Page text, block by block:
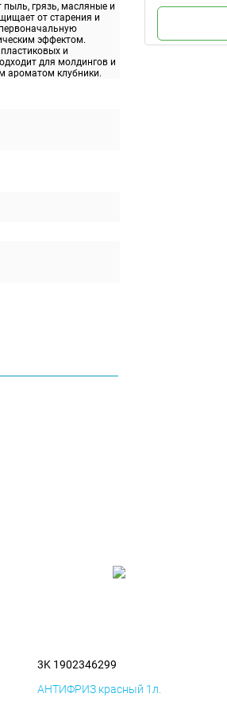
грязь, масляные и
от старения и
эффектом.
и
для молдингов и
ароматом клубники.
3K 1902346299
АНТИФРИЗ красный 1л.